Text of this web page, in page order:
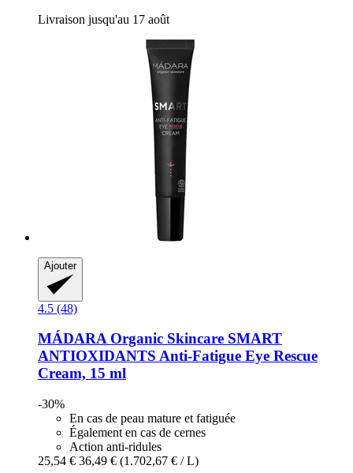
Livraison jusqu'au 17 août
Ajouter
4.5 (48)
MÁDARA Organic Skincare SMART
ANTIOXIDANTS Anti-​Fatigue Eye Rescue
Cream, 15 ml
-30%
En cas de peau mature et fatiguée
Également en cas de cernes
Action anti-ridules
25,54 € 36,49 € (1.702,67 € / L)